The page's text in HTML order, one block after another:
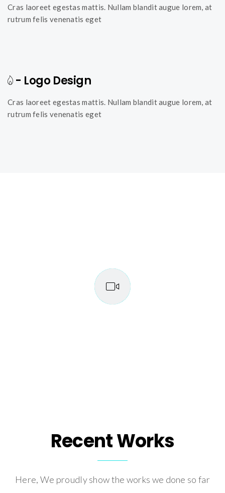
Cras laoreet egestas mattis. Nullam blandit augue lorem, at
rutrum felis venenatis eget
- Logo Design
Cras laoreet egestas mattis. Nullam blandit augue lorem, at
rutrum felis venenatis eget
Recent Works
Here, We proudly show the works we done so far